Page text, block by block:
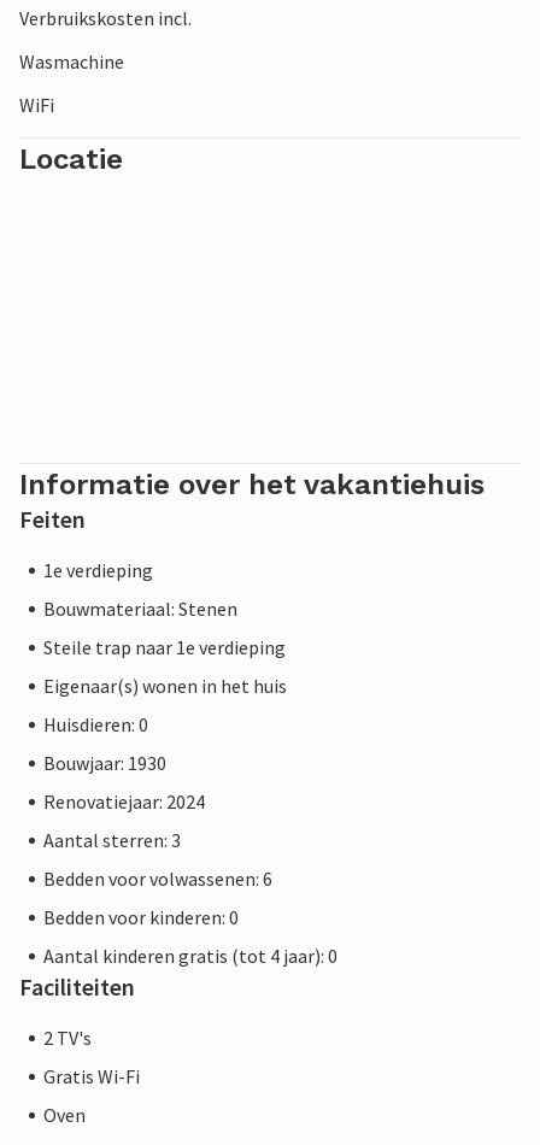
avontuur in deze veelzijdige regio.
Verbruikskosten incl.
Wasmachine
WiFi
Locatie
Informatie over het vakantiehuis
Feiten
1e verdieping
Bouwmateriaal: Stenen
Steile trap naar 1e verdieping
Eigenaar(s) wonen in het huis
Huisdieren: 0
Bouwjaar: 1930
Renovatiejaar: 2024
Aantal sterren: 3
Bedden voor volwassenen: 6
Bedden voor kinderen: 0
Aantal kinderen gratis (tot 4 jaar): 0
Faciliteiten
2 TV's
Gratis Wi-Fi
Oven